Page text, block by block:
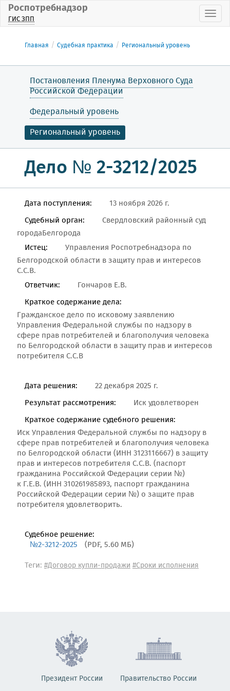
Роспотребнадзор
ГИС ЗПП
Главная Судебная практика Региональный уровень
Постановления Пленума Верховного Суда
Российской Федерации
Федеральный уровень
Региональный уровень
Дело № 2-3212/2025
Дата поступления:
13 ноября 2026 г.
Судебный орган:
Свердловский районный суд
городаБелгорода
Истец:
Управления Роспотребнадзора по
Белгородской области в защиту прав и интересов
С.С.В.
Ответчик:
Гончаров Е.В.
Краткое содержание дела:
Гражданское дело по исковому заявлению
Управления Федеральной службы по надзору в
сфере прав потребителей и благополучия человека
по Белгородской области в защиту прав и интересов
потребителя С.С.В
Дата решения:
22 декабря 2025 г.
Результат рассмотрения:
Иск удовлетворен
Краткое содержание судебного решения:
Иск Управления Федеральной службы по надзору в
сфере прав потребителей и благополучия человека
по Белгородской области (ИНН 3123116667) в защиту
прав и интересов потребителя С.С.В. (паспорт
гражданина Российской Федерации серии №)
к Г.Е.В. (ИНН 310261985893, паспорт гражданина
Российской Федерации серии №) о защите прав
потребителя удовлетворить.
Судебное решение:
№2-3212-2025
(PDF, 5.60 МБ)
Теги: #Договор купли-продажи#Сроки исполнения
Президент России Правительство России